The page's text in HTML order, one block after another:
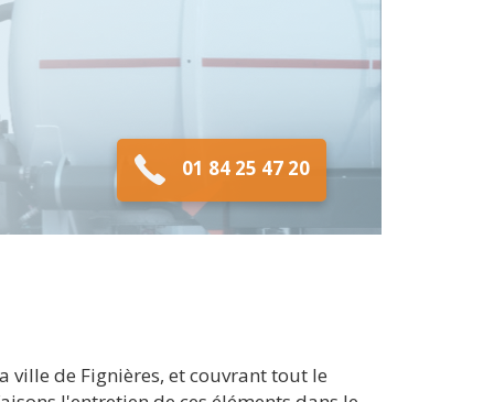
01 84 25 47 20
ville de Fignières, et couvrant tout le